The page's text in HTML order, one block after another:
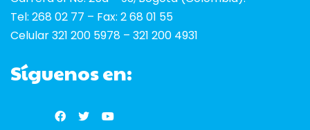
Tel: 268 02 77 – Fax: 2 68 01 55
Celular 321 200 5978 – 321 200 4931
Síguenos en: